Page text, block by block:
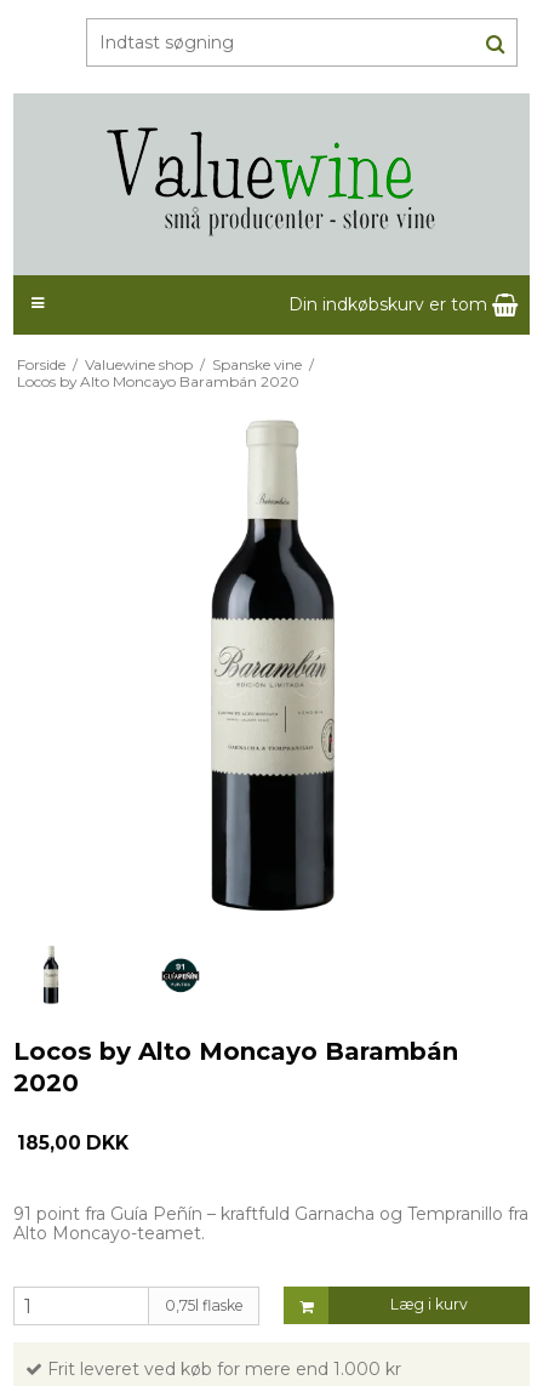
Din indkøbskurv er tom
Forside / Valuewine shop / Spanske vine /
Locos by Alto Moncayo Barambán 2020
Locos by Alto Moncayo Barambán
2020
185,00 DKK
91 point fra Guía Peñín – kraftfuld Garnacha og Tempranillo fra
Alto Moncayo-teamet.
0,75l flaske Læg i kurv
Frit leveret ved køb for mere end 1.000 kr